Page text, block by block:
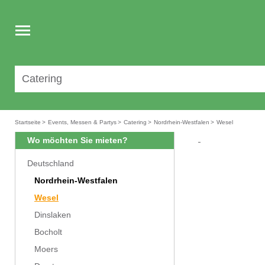
Toggle
navigation
Startseite > Events, Messen & Partys> Catering > Nordrhein-Westfalen > Wesel
Wo möchten Sie mieten?
Deutschland
Nordrhein-Westfalen
Wesel
Dinslaken
Bocholt
Moers